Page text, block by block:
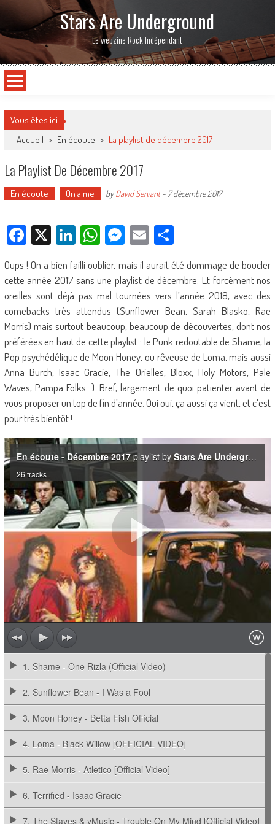
Stars Are Underground
Le webzine Rock Indépendant
Vous êtes ici
Accueil > En écoute > La playlist de décembre 2017
La Playlist De Décembre 2017
En écoute On aime byDavid Servant- 7 décembre 2017
Facebook
X LinkedIn
WhatsApp
Messenger
EmailPartager
Oups ! On a bien failli oublier, mais il aurait été dommage de boucler
cette année 2017 sans une playlist de décembre. Et forcément nos
oreilles sont déjà pas mal tournées vers l’année 2018, avec des
comebacks très attendus (Sunflower Bean, Sarah Blasko, Rae
Morris) mais surtout beaucoup, beaucoup de découvertes, dont nos
préférées en haut de cette playlist : le Punk redoutable de Shame, la
Pop psychédélique de Moon Honey, ou rêveuse de Loma, mais aussi
Anna Burch, Isaac Gracie, The Orielles, Bloxx, Holy Motors, Pale
Waves, Pampa Folks…). Bref, largement de quoi patienter avant de
vous proposer un top de fin d’année. Oui oui, ça aussi ça vient, et c’est
pour très bientôt !